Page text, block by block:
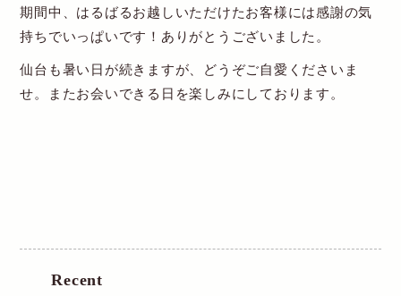
個人情報保護方針
期間中、はるばるお越しいただけたお客様には感謝の気
持ちでいっぱいです！ありがとうございました。
仙台も暑い日が続きますが、どうぞご自愛くださいま
せ。またお会いできる日を楽しみにしております。
Recent